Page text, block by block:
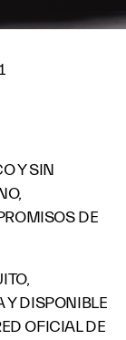
1
Y SIN
DE
Y DISPONIBLE
OFICIAL DE